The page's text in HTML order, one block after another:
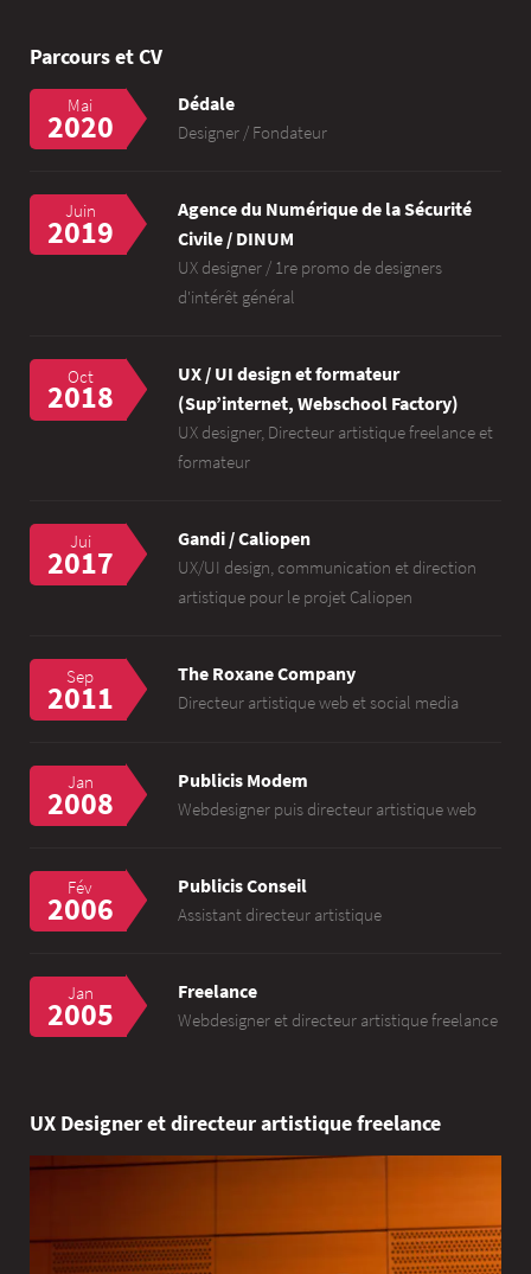
Parcours et CV
Mai
2020
Dédale
Designer / Fondateur
Juin
2019
Agence du Numérique de la Sécurité
Civile / DINUM
UX designer / 1re promo de designers
d'intérêt général
Oct
2018
UX / UI design et formateur
(Sup’internet, Webschool Factory)
UX designer, Directeur artistique freelance et
formateur
Jui
2017
Gandi / Caliopen
UX/UI design, communication et direction
artistique pour le projet Caliopen
Sep
2011
The Roxane Company
Directeur artistique web et social media
Jan
2008
Publicis Modem
Webdesigner puis directeur artistique web
Fév
2006
Publicis Conseil
Assistant directeur artistique
Jan
2005
Freelance
Webdesigner et directeur artistique freelance
UX Designer et directeur artistique freelance